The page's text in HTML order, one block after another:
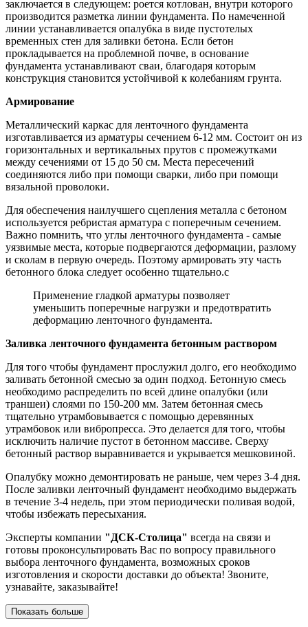
заключается в следующем: роется котлован, внутри которого
производится разметка линии фундамента. По намеченной
линии устанавливается опалубка в виде пустотелых
временных стен для заливки бетона. Если бетон
прокладывается на проблемной почве, в основание
фундамента устанавливают сваи, благодаря которым
конструкция становится устойчивой к колебаниям грунта.
Армирование
Металлический каркас для ленточного фундамента
изготавливается из арматуры сечением 6-12 мм. Состоит он из
горизонтальных и вертикальных прутов с промежутками
между сечениями от 15 до 50 см. Места пересечений
соединяются либо при помощи сварки, либо при помощи
вязальной проволоки.
Для обеспечения наилучшего сцепления металла с бетоном
используется ребристая арматура с поперечным сечением.
Важно помнить, что углы ленточного фундамента - самые
уязвимые места, которые подвергаются деформации, разлому
и сколам в первую очередь. Поэтому армировать эту часть
бетонного блока следует особенно тщательно.с
Применение гладкой арматуры позволяет
уменьшить поперечные нагрузки и предотвратить
деформацию ленточного фундамента.
Заливка ленточного фундамента бетонным раствором
Для того чтобы фундамент прослужил долго, его необходимо
заливать бетонной смесью за один подход. Бетонную смесь
необходимо распределить по всей длине опалубки (или
траншеи) слоями по 150-200 мм. Затем бетонная смесь
тщательно утрамбовывается с помощью деревянных
утрамбовок или вибропресса. Это делается для того, чтобы
исключить наличие пустот в бетонном массиве. Сверху
бетонный раствор выравнивается и укрывается мешковиной.
Опалубку можно демонтировать не раньше, чем через 3-4 дня.
После заливки ленточный фундамент необходимо выдержать
в течение 3-4 недель, при этом периодически поливая водой,
чтобы избежать пересыхания.
Эксперты компании "ДСК-Столица" всегда на связи и
готовы проконсультировать Вас по вопросу правильного
выбора ленточного фундамента, возможных сроков
изготовления и скорости доставки до объекта! Звоните,
узнавайте, заказывайте!
Показать больше